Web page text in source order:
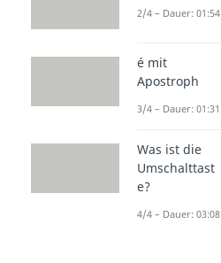
2/4 – Dauer: 01:54
é mit
Apostroph
3/4 – Dauer: 01:31
Was ist die
Umschalttast
e?
4/4 – Dauer: 03:08